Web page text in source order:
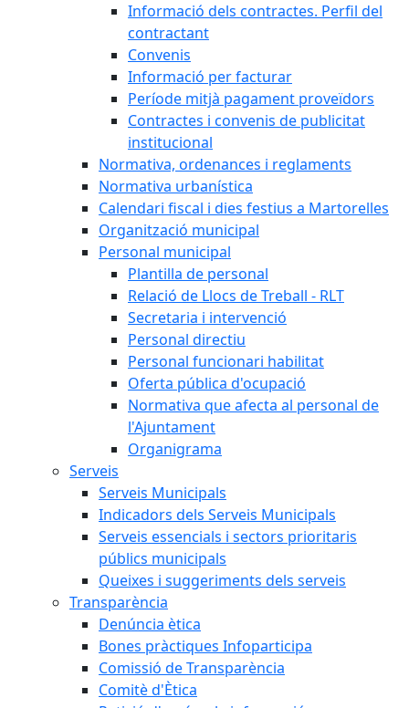
Informació dels contractes. Perfil del
contractant
Convenis
Informació per facturar
Període mitjà pagament proveïdors
Contractes i convenis de publicitat
institucional
Normativa, ordenances i reglaments
Normativa urbanística
Calendari fiscal i dies festius a Martorelles
Organització municipal
Personal municipal
Plantilla de personal
Relació de Llocs de Treball - RLT
Secretaria i intervenció
Personal directiu
Personal funcionari habilitat
Oferta pública d'ocupació
Normativa que afecta al personal de
l'Ajuntament
Organigrama
Serveis
Serveis Municipals
Indicadors dels Serveis Municipals
Serveis essencials i sectors prioritaris
públics municipals
Queixes i suggeriments dels serveis
Transparència
Denúncia ètica
Bones pràctiques Infoparticipa
Comissió de Transparència
Comitè d'Ètica